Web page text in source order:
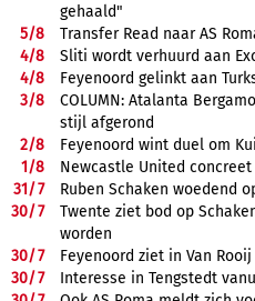
gehaald"
5/8
Transfer Read naar AS
4/8
Sliti wordt verhuurd aan
4/8
Feyenoord gelinkt aan
3/8
COLUMN: Atalanta
stijl afgerond
2/8
Feyenoord wint duel om
1/8
Newcastle United
31/7
Ruben Schaken woedend
30/7
Twente ziet bod op
worden
30/7
Feyenoord ziet in Van
30/7
Interesse in Tengstedt